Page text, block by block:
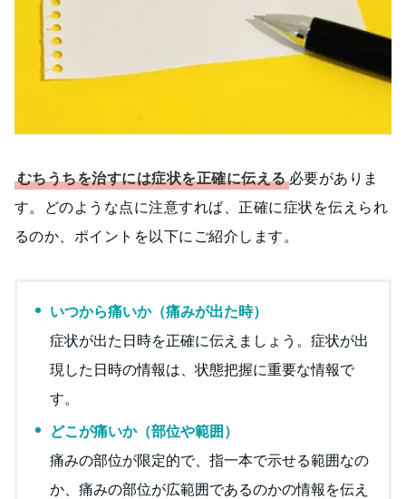
むちうちを治すには症状を正確に伝える必要がありま
す。どのような点に注意すれば、正確に症状を伝えられ
るのか、ポイントを以下にご紹介します。
いつから痛いか（痛みが出た時）
症状が出た日時を正確に伝えましょう。症状が出
現した日時の情報は、状態把握に重要な情報で
す。
どこが痛いか（部位や範囲）
痛みの部位が限定的で、指一本で示せる範囲なの
か、痛みの部位が広範囲であるのかの情報を伝え